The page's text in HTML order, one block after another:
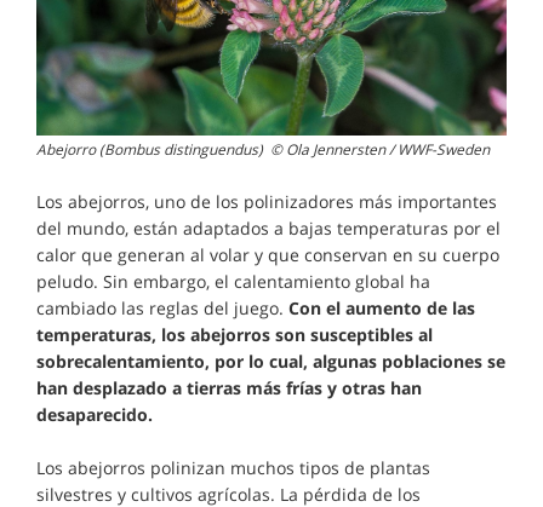
Abejorro (Bombus distinguendus) © Ola Jennersten / WWF-Sweden
Los abejorros, uno de los polinizadores más importantes
del mundo, están adaptados a bajas temperaturas por el
calor que generan al volar y que conservan en su cuerpo
peludo. Sin embargo, el calentamiento global ha
cambiado las reglas del juego. Con el aumento de las
temperaturas, los abejorros son susceptibles al
sobrecalentamiento, por lo cual, algunas poblaciones se
han desplazado a tierras más frías y otras han
desaparecido.
Los abejorros polinizan muchos tipos de plantas
silvestres y cultivos agrícolas. La pérdida de los